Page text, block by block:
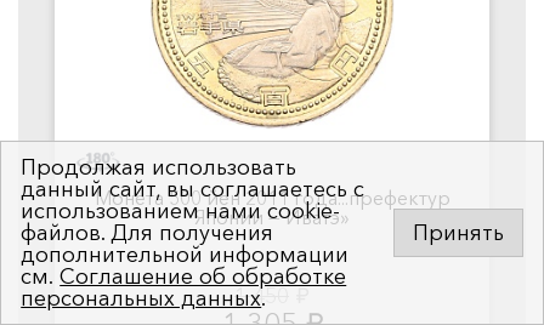
Монета 500 йен 2011 года...префектур
Японии — Иватэ»
1 450
Продолжая использовать
данный сайт, вы соглашаетесь с
использованием нами cookie-
файлов. Для получения
дополнительной информации
см.Соглашение об обработке
персональных данных.
Принять